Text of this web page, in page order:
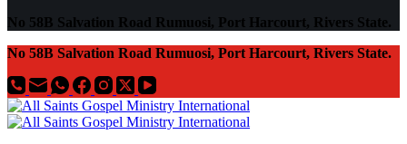
No 58B Salvation Road Rumuosi, Port Harcourt, Rivers State.
No 58B Salvation Road Rumuosi, Port Harcourt, Rivers State.